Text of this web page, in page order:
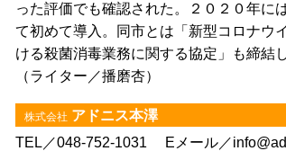
った評価でも確認された。２０２０年に
て初めて導入。同市とは「新型コロナウ
ける殺菌消毒業務に関する協定」も締結
（ライター／播磨杏）
株式会社 アドニス本澤
TEL／048-752-1031
Eメール／